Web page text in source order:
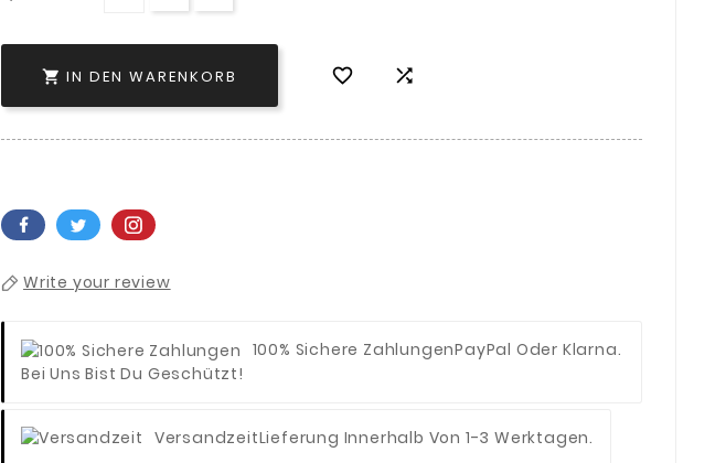
 IN DEN WARENKORB  
Write your review
100% Sichere ZahlungenPayPal Oder Klarna.
Bei Uns Bist Du Geschützt!
VersandzeitLieferung Innerhalb Von 1-3 Werktagen.